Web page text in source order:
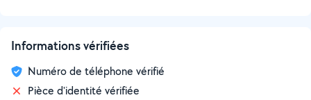
Informations vérifiées
Numéro de téléphone vérifié
Pièce d'identité vérifiée